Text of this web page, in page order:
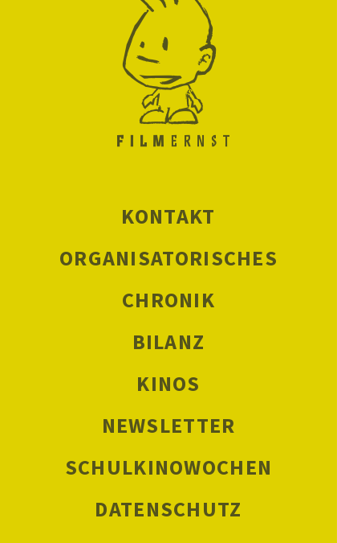
KONTAKT
ORGANISATORISCHES
CHRONIK
BILANZ
KINOS
NEWSLETTER
SCHULKINOWOCHEN
DATENSCHUTZ